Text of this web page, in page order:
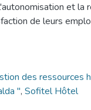
et la
de leurs
des ressources
", Sofitel Hôtel